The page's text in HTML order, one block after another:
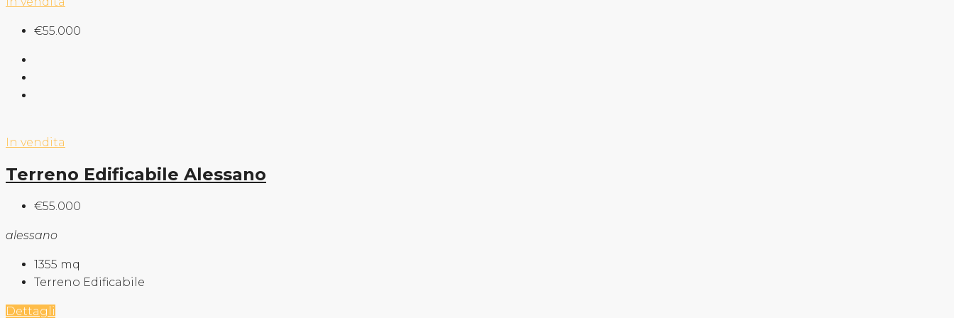
€55.000
In vendita
Terreno Edificabile Alessano
€55.000
alessano
1355 mq
Terreno Edificabile
Dettagli